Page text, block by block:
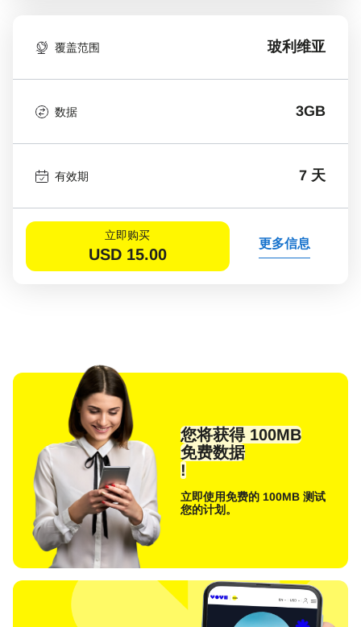
覆盖范围 玻利维亚
数据 3GB
有效期 7 天
立即购买
USD 15.00
更多信息
您将获得 100MB
免费数据
!
立即使用免费的 100MB 测试
您的计划。